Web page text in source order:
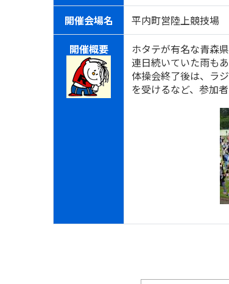
開催会場名
平内町営陸上競技場
開催概要
ホタテが有名な青森
連日続いていた雨も
体操会終了後は、ラ
を受けるなど、参加